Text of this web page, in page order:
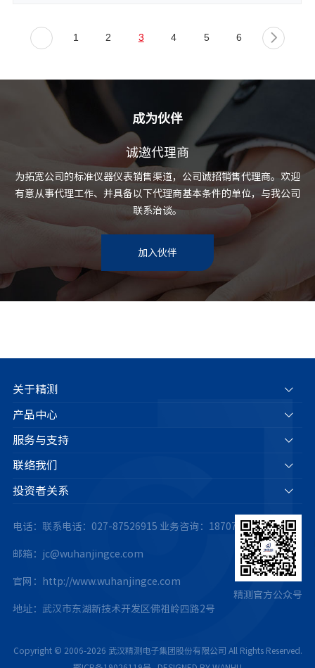
1 2 3 4 5 6
成为伙伴
诚邀代理商
为拓宽公司的标准仪器仪表销售渠道，公司诚招销售代理商。欢迎
有意从事代理工作、并具备以下代理商基本条件的单位，与我公司
联系治谈。
加入伙伴
关于精测
产品中心
服务与支持
联络我们
投资者关系
电话：联系电话：027-87526915 业务咨询：18707175063
邮箱：jc@wuhanjingce.com
官网：http://www.wuhanjingce.com
地址：武汉市东湖新技术开发区佛祖岭四路2号
精测官方公众号
Copyright © 2006-2026 武汉精测电子集团股份有限公司 All Rights Reserved.